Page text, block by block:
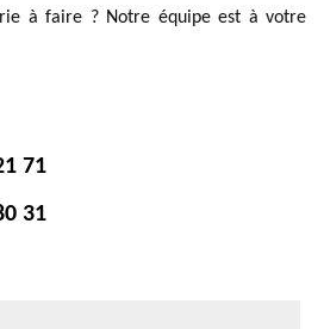
à faire ? Notre équipe est à votre
71
31